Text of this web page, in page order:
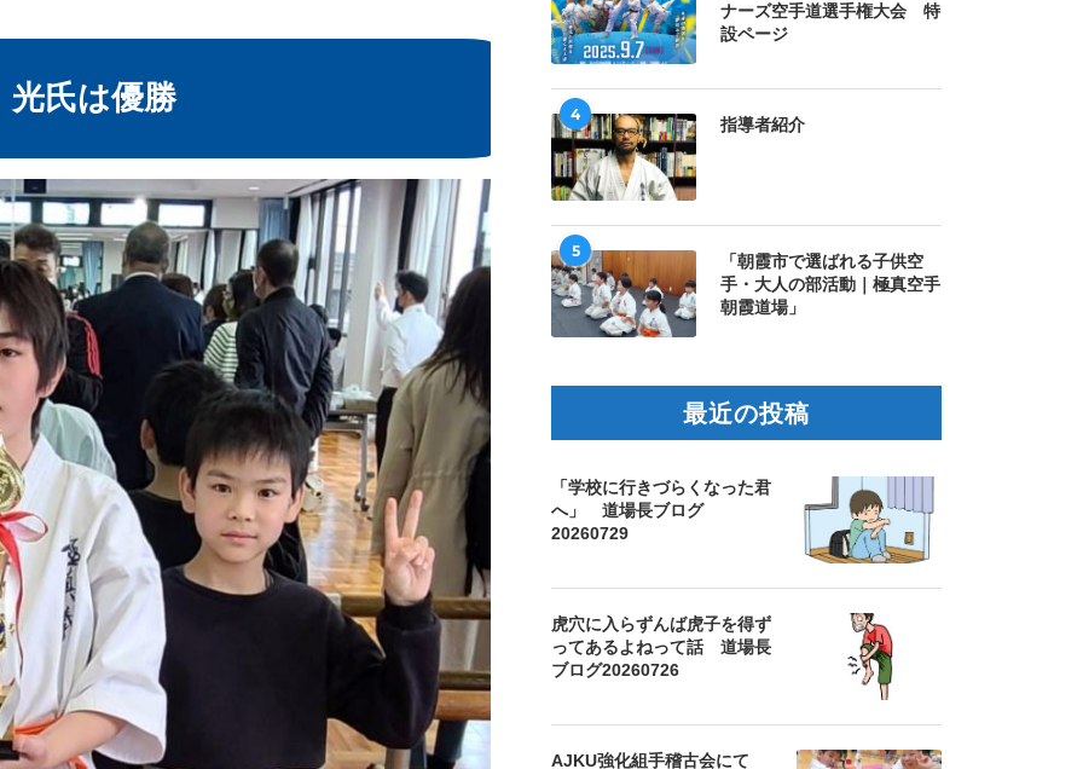
氏は優勝
ナーズ空手道選手権大会 特
設ページ
4
指導者紹介
5
「朝霞市で選ばれる子供空
手・大人の部活動｜極真空手
朝霞道場」
最近の投稿
「学校に行きづらくなった君
へ」 道場長ブログ
20260729
虎穴に入らずんば虎子を得ず
ってあるよねって話 道場長
ブログ20260726
AJKU強化組手稽古会にて